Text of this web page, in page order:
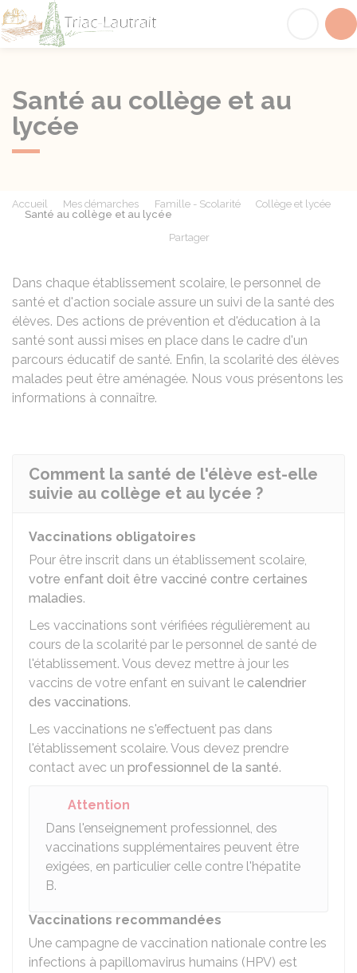
Santé au collège et au
lycée
Accueil Mes démarches Famille - Scolarité
Collège et lycée
Santé au collège et au lycée
Partager
Dans chaque établissement scolaire, le personnel de
santé et d'action sociale assure un suivi de la santé des
élèves. Des actions de prévention et d'éducation à la
santé sont aussi mises en place dans le cadre d'un
parcours éducatif de santé. Enfin, la scolarité des élèves
malades peut être aménagée. Nous vous présentons les
informations à connaître.
Comment la santé de l'élève est-elle
suivie au collège et au lycée ?
Vaccinations obligatoires
Pour être inscrit dans un établissement scolaire,
votre enfant doit être vacciné contre certaines
maladies.
Les vaccinations sont vérifiées régulièrement au
cours de la scolarité par le personnel de santé de
l'établissement. Vous devez mettre à jour les
vaccins de votre enfant en suivant le calendrier
des vaccinations.
Les vaccinations ne s'effectuent pas dans
l'établissement scolaire. Vous devez prendre
contact avec un professionnel de la santé.
Attention
Dans l'enseignement professionnel, des
vaccinations supplémentaires peuvent être
exigées, en particulier celle contre l'hépatite
B.
Vaccinations recommandées
Une campagne de vaccination nationale contre les
infections à papillomavirus humains (HPV) est